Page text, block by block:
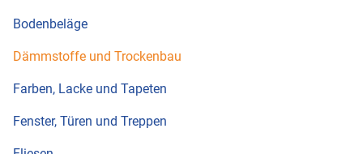
Bodenbeläge
Dämmstoffe und Trockenbau
Farben, Lacke und Tapeten
Fenster, Türen und Treppen